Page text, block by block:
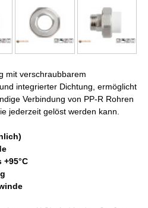
mit verschraubbarem
integrierter Dichtung, ermöglicht
Verbindung von PP-R Rohren
jederzeit gelöst werden kann.